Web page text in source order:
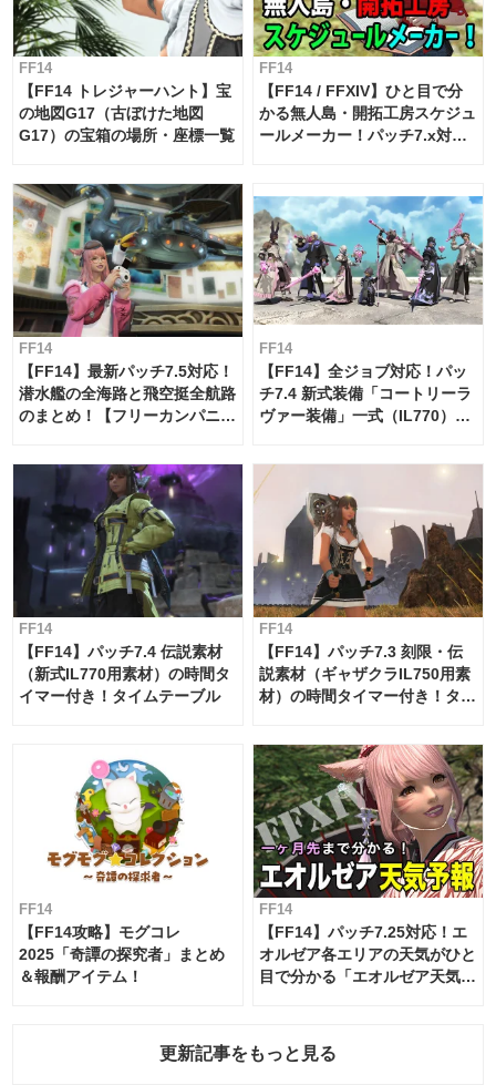
FF14
【FF14 トレジャーハント】宝
の地図G17（古ぼけた地図
G17）の宝箱の場所・座標一覧
FF14
【FF14 / FFXIV】ひと目で分
かる無人島・開拓工房スケジュ
ールメーカー！パッチ7.x対応
FF14
【FF14】最新パッチ7.5対応！
潜水艦の全海路と飛空挺全航路
のまとめ！【フリーカンパニ
FF14
【FF14】全ジョブ対応！パッ
チ7.4 新式装備「コートリーラ
ヴァー装備」一式（IL770）の
FF14
【FF14】パッチ7.4 伝説素材
（新式IL770用素材）の時間タ
イマー付き！タイムテーブル
FF14
【FF14】パッチ7.3 刻限・伝
説素材（ギャザクラIL750用素
材）の時間タイマー付き！タイ
FF14
【FF14攻略】モグコレ
2025「奇譚の探究者」まとめ
＆報酬アイテム！
FF14
【FF14】パッチ7.25対応！エ
オルゼア各エリアの天気がひと
目で分かる「エオルゼア天気予
更新記事をもっと見る